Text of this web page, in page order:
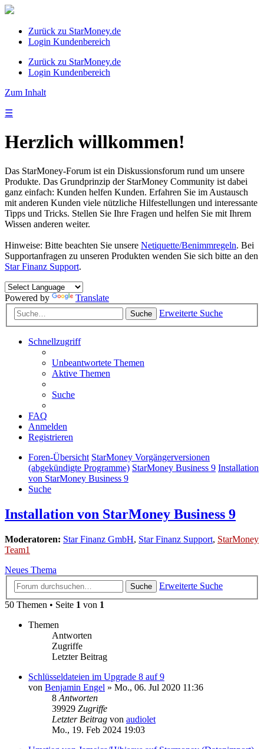
Zurück zu StarMoney.de
Login Kundenbereich
Zurück zu StarMoney.de
Login Kundenbereich
Zum Inhalt
☰
Herzlich willkommen!
Das StarMoney-Forum ist ein Diskussionsforum rund um unsere
Produkte. Das Grundprinzip der StarMoney Community ist dabei
ganz einfach: Kunden helfen Kunden. Erfahren Sie im Austausch
mit anderen Kunden viele nützliche Hilfestellungen und interessante
Tipps und Tricks. Stellen Sie Ihre Fragen und helfen Sie mit Ihrem
Wissen anderen weiter.
Hinweise: Bitte beachten Sie unsere Netiquette/Benimmregeln. Bei
Supportanfragen zu unseren Produkten wenden Sie sich bitte an den
Star Finanz Support.
Powered by Translate
Suche Erweiterte Suche
Schnellzugriff
Unbeantwortete Themen
Aktive Themen
Suche
FAQ
Anmelden
Registrieren
Foren-Übersicht StarMoney Vorgängerversionen
(abgekündigte Programme) StarMoney Business 9 Installation
von StarMoney Business 9
Suche
Installation von StarMoney Business 9
Moderatoren: Star Finanz GmbH, Star Finanz Support, StarMoney
Team1
Neues Thema
Suche
Erweiterte Suche
50 Themen • Seite 1 von 1
Themen
Antworten
Zugriffe
Letzter Beitrag
Schlüsseldateien im Upgrade 8 auf 9
von Benjamin Engel » Mo., 06. Jul 2020 11:36
8 Antworten
39929 Zugriffe
Letzter Beitrag von audiolet
Mo., 19. Feb 2024 19:03